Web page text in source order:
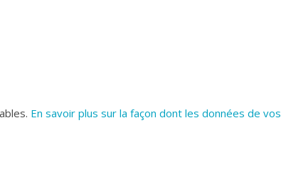
En savoir plus sur la façon dont les données de vos